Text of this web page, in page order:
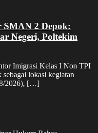
SMAN 2 Depok:
Negeri, Poltekim
Imigrasi Kelas I Non TPI
lokasi kegiatan
8/2026), […]